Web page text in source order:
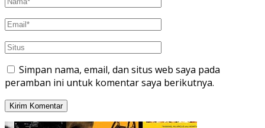
Simpan nama, email, dan situs web saya pada
peramban ini untuk komentar saya berikutnya.